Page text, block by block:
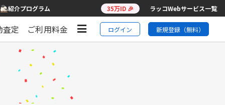
紹介プログラム 35万ID 🎉 ラッコWebサービス一覧
査定 ご利用料金 ログイン 新規登録（無料）